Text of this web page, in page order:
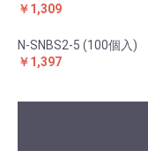
￥1,309
N-SNBS2-5 (100個入)
￥1,397